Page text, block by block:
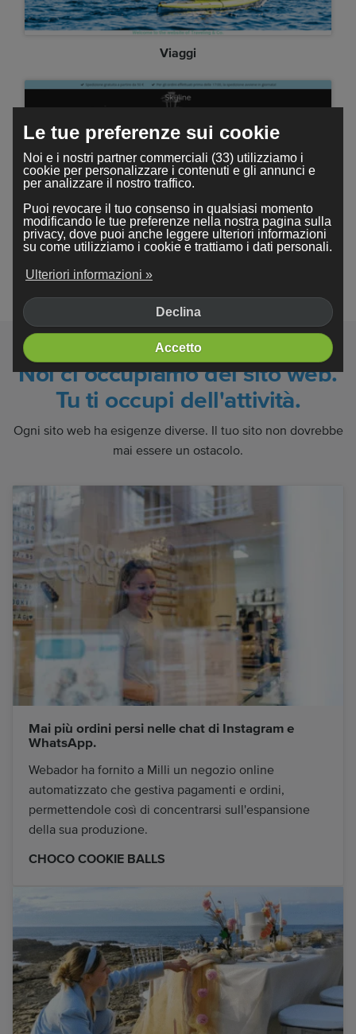
Viaggi
Noi ci occupiamo del sito web.
Tu ti occupi dell'attività.
Ogni sito web ha esigenze diverse. Il tuo sito non dovrebbe
mai essere un ostacolo.
Mai più ordini persi nelle chat di Instagram e
WhatsApp.
Webador ha fornito a Milli un negozio online
automatizzato che gestiva pagamenti e ordini,
permettendole così di concentrarsi sull'espansione
della sua produzione.
CHOCO COOKIE BALLS
Le tue preferenze sui cookie
Noi e i nostri partner commerciali (33) utilizziamo i
cookie per personalizzare i contenuti e gli annunci e
per analizzare il nostro traffico.
Puoi revocare il tuo consenso in qualsiasi momento
modificando le tue preferenze nella nostra pagina sulla
privacy, dove puoi anche leggere ulteriori informazioni
su come utilizziamo i cookie e trattiamo i dati personali.
Ulteriori informazioni »
Declina
Accetto